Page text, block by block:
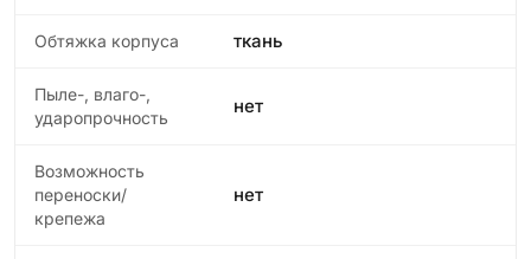
Обтяжка корпуса ткань
Пыле-, влаго-,
ударопрочность
нет
Возможность
переноски/
крепежа
нет